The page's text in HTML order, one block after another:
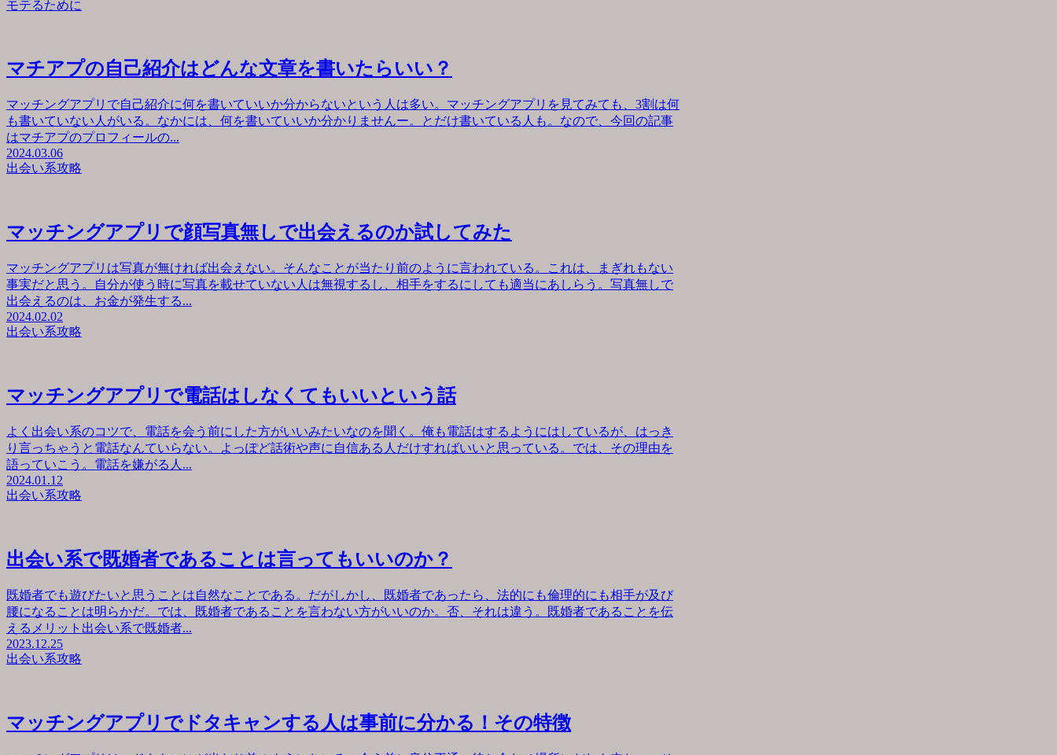
モテるために
マチアプの自己紹介はどんな文章を書いたらいい？
マッチングアプリで自己紹介に何を書いていいか分からないという人は多い。マッチングアプリを見てみても、3割は何
も書いていない人がいる。なかには、何を書いていいか分かりませんー。とだけ書いている人も。なので、今回の記事
はマチアプのプロフィールの...
2024.03.06
出会い系攻略
マッチングアプリで顔写真無しで出会えるのか試してみた
マッチングアプリは写真が無ければ出会えない。そんなことが当たり前のように言われている。これは、まぎれもない
事実だと思う。自分が使う時に写真を載せていない人は無視するし、相手をするにしても適当にあしらう。写真無しで
出会えるのは、お金が発生する...
2024.02.02
出会い系攻略
マッチングアプリで電話はしなくてもいいという話
よく出会い系のコツで、電話を会う前にした方がいいみたいなのを聞く。俺も電話はするようにはしているが、はっき
り言っちゃうと電話なんていらない。よっぽど話術や声に自信ある人だけすればいいと思っている。では、その理由を
語っていこう。電話を嫌がる人...
2024.01.12
出会い系攻略
出会い系で既婚者であることは言ってもいいのか？
既婚者でも遊びたいと思うことは自然なことである。だがしかし、既婚者であったら、法的にも倫理的にも相手が及び
腰になることは明らかだ。では、既婚者であることを言わない方がいいのか。否、それは違う。既婚者であることを伝
えるメリット出会い系で既婚者...
2023.12.25
出会い系攻略
マッチングアプリでドタキャンする人は事前に分かる！その特徴